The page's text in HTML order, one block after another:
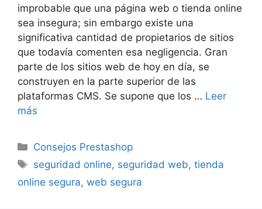
improbable que una página web o tienda online
sea insegura; sin embargo existe una
significativa cantidad de propietarios de sitios
que todavía comenten esa negligencia. Gran
parte de los sitios web de hoy en día, se
construyen en la parte superior de las
plataformas CMS. Se supone que los … Leer
más
Categorías
Consejos Prestashop
Etiquetas
seguridad online, seguridad web,tienda
online segura, web segura